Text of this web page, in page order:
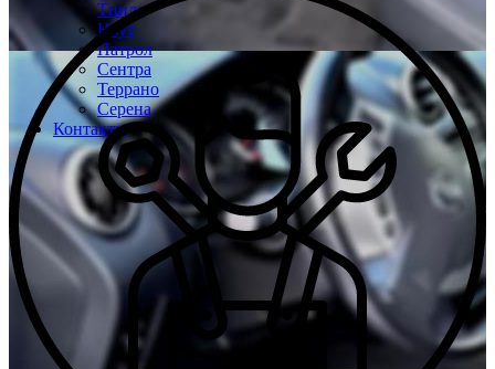
Тиида
Ноут
Патрол
Сентра
Террано
Серена
Контакты